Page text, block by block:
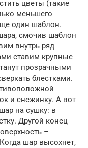
цветы (такие
меньшего
один шаблон.
смочив шаблон
внутрь ряд
ставим крупные
прозрачными
блестками.
и снежинку. А вот
на сушку: в
Другой конец
–
шар высохнет,